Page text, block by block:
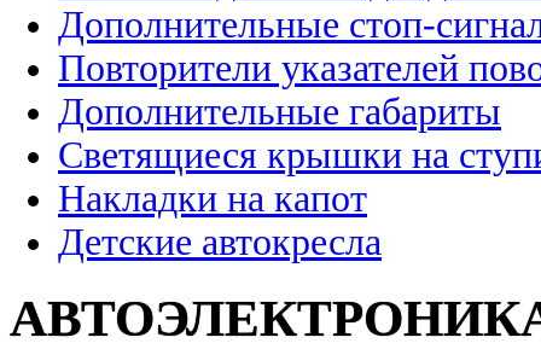
Дополнительные стоп-
Повторители указателей
Дополнительные габариты
Светящиеся крышки на
Накладки на капот
Детские автокресла